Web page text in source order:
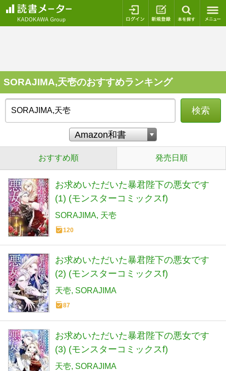
ログイン 新規登録
SORAJIMA,天壱のおすすめランキング
検索
おすすめ順 発売日順
お求めいただいた暴君陛下の悪女です
(1) (モンスターコミックスf)
SORAJIMA 天壱
120
お求めいただいた暴君陛下の悪女です
(2) (モンスターコミックスf)
天壱 SORAJIMA
87
お求めいただいた暴君陛下の悪女です
(3) (モンスターコミックスf)
天壱 SORAJIMA